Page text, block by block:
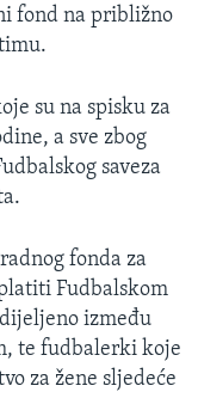
fond na približno
su na spisku za
a sve zbog
saveza
fonda za
Fudbalskom
između
te fudbalerki koje
za žene sljedeće